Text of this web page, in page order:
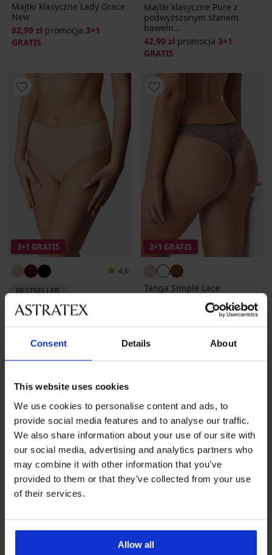
Consent Details About
This website uses cookies
We use cookies to personalise content and ads, to
provide social media features and to analyse our traffic.
We also share information about your use of our site with
our social media, advertising and analytics partners who
may combine it with other information that you’ve
provided to them or that they’ve collected from your use
of their services.
Allow all
Majtki klasyczne Lady Grace
New
92,99 zł promocja 3+1
GRATIS
Majtki klasyczne Pure z
podwyższonym stanem
bawełn...
42,99 zł promocja 3+1
GRATIS
3+1 GRATIS
4,6
BESTSELLER
Brazyliany DIVA by IVA
3+1 GRATIS
Tanga Simple Lace
promocja
3+1